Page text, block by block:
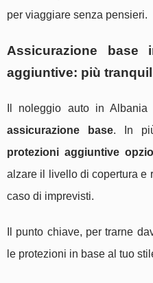
per viaggiare senza pensieri.
Assicurazione base
aggiuntive: più
Il noleggio auto in
assicurazione base. In
protezioni aggiuntive
alzare il livello di copertura e
caso di imprevisti.
Il punto chiave, per trarne
le protezioni in base al tuo